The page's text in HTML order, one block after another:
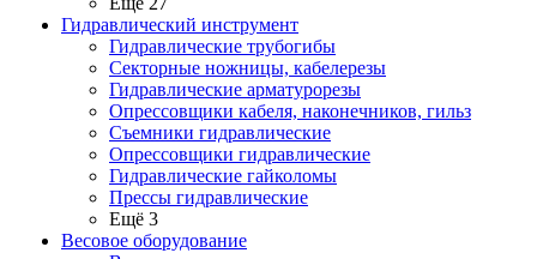
Гидравлический инструмент
Гидравлические трубогибы
Секторные ножницы, кабелерезы
Гидравлические арматурорезы
Опрессовщики кабеля, наконечников, гильз
Съемники гидравлические
Опрессовщики гидравлические
Гидравлические гайколомы
Прессы гидравлические
Ещё 3
Весовое оборудование